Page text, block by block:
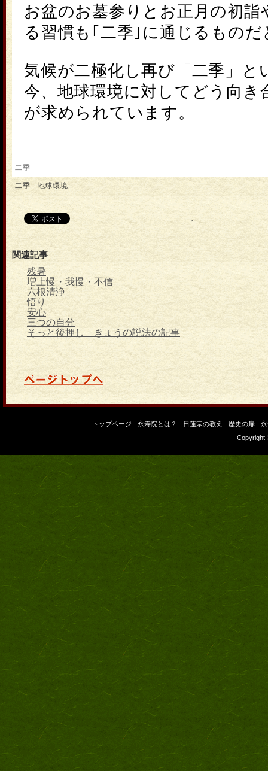
お盆のお墓参りとお正月の初詣
る習慣も｢ 二季 ｣に通じるもの
気候が二極化し再び「 二季 」と
今、 地球環境に対してどう向き
が求められています。
二季
二季 地球環境
'
関連記事
残暑
増上慢・我慢・不信
六根清浄
悟り
安心
三つの自分
そっと後押し きょうの説法の記事
トップページ 永寿院とは？ 日蓮宗の教え 歴史の扉
Copyright